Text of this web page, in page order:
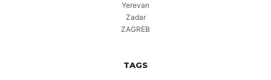
Yerevan
Zadar
ZAGREB
TAGS